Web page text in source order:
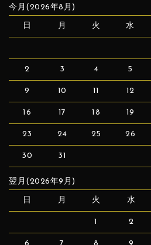
今月(2026年8月)
日 月 火 水
2 3 4 5
9 10 11 12
16 17 18 19
23 24 25 26
30 31
翌月(2026年9月)
日 月 火 水
1 2